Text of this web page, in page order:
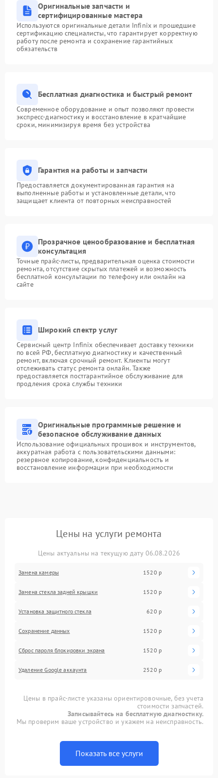
Оригинальные запчасти и
сертифицированные мастера
Используются оригинальные детали Infinix и прошедшие
сертификацию специалисты, что гарантирует корректную
работу после ремонта и сохранение гарантийных
обязательств
Бесплатная диагностика и быстрый ремонт
Современное оборудование и опыт позволяют провести
экспресс-диагностику и восстановление в кратчайшие
сроки, минимизируя время без устройства
Гарантия на работы и запчасти
Предоставляется документированная гарантия на
выполненные работы и установленные детали, что
защищает клиента от повторных неисправностей
Прозрачное ценообразование и бесплатная
консультация
Точные прайс-листы, предварительная оценка стоимости
ремонта, отсутствие скрытых платежей и возможность
бесплатной консультации по телефону или онлайн на
сайте
Широкий спектр услуг
Сервисный центр Infinix обеспечивает доставку техники
по всей РФ, бесплатную диагностику и качественный
ремонт, включая срочный ремонт. Клиенты могут
отслеживать статус ремонта онлайн. Также
предоставляется постгарантийное обслуживание для
продления срока службы техники
Оригинальные программные решение и
безопасное обслуживание данных
Использование официальных прошивок и инструментов,
аккуратная работа с пользовательскими данными:
резервное копирование, конфиденциальность и
восстановление информации при необходимости
Цены на услуги ремонта
Цены актуальны на текущую дату 06.08.2026
Замена камеры 1520 р
Замена стекла задней крышки 1520 р
Установка защитного стекла 620 р
Сохранение данных 1520 р
Сброс пароля блокировки экрана 1520 р
Удаление Google аккаунта 2520 р
Цены в прайс-листе указаны ориентировочные, без учета
стоимости запчастей.
Записывайтесь на бесплатную диагностику.
Мы проверим ваше устройство и укажем на неисправность.
Показать все услуги